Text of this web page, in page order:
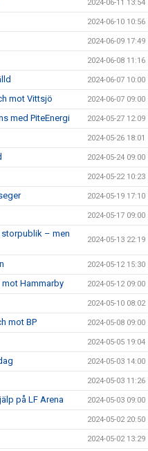
2024-06-11 13:54
2024-06-10 10:56
2024-06-09 17:49
2024-06-08 11:16
2024-06-07 10:00
mot Vittsjö 2024-06-07 09:00
med PiteEnergi 2024-05-27 12:09
2024-05-26 18:01
2024-05-24 09:00
2024-05-22 10:23
2024-05-19 17:10
2024-05-17 09:00
– men
2024-05-13 22:19
2024-05-12 15:30
Hammarby 2024-05-12 09:00
2024-05-10 08:02
mot BP 2024-05-08 09:00
2024-05-05 19:04
2024-05-03 14:00
2024-05-03 11:26
på LF Arena 2024-05-03 09:00
2024-05-02 20:50
2024-05-02 13:29